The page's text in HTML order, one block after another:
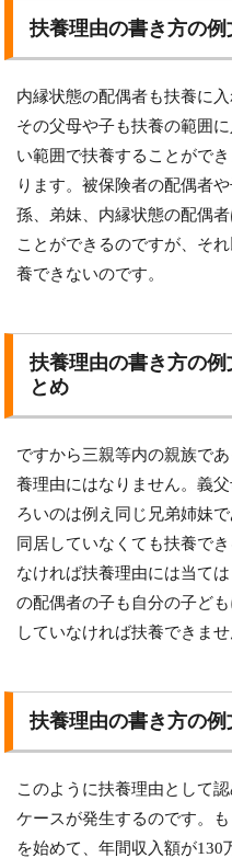
扶養理由の書き方の例
内縁状態の配偶者も扶養に
その父母や子も扶養の範囲
い範囲で扶養することがで
ります。被保険者の配偶者
孫、弟妹、内縁状態の配偶
ことができるのですが、そ
養できないのです。
扶養理由の書き方の
とめ
ですから三親等内の親族で
養理由にはなりません。義
ろいのは例え同じ兄弟姉妹
同居していなくても扶養で
なければ扶養理由には当て
の配偶者の子も自分の子ど
していなければ扶養できませ
扶養理由の書き方の例
このように扶養理由として
ケースが発生するのです。
を始めて、年間収入額が130